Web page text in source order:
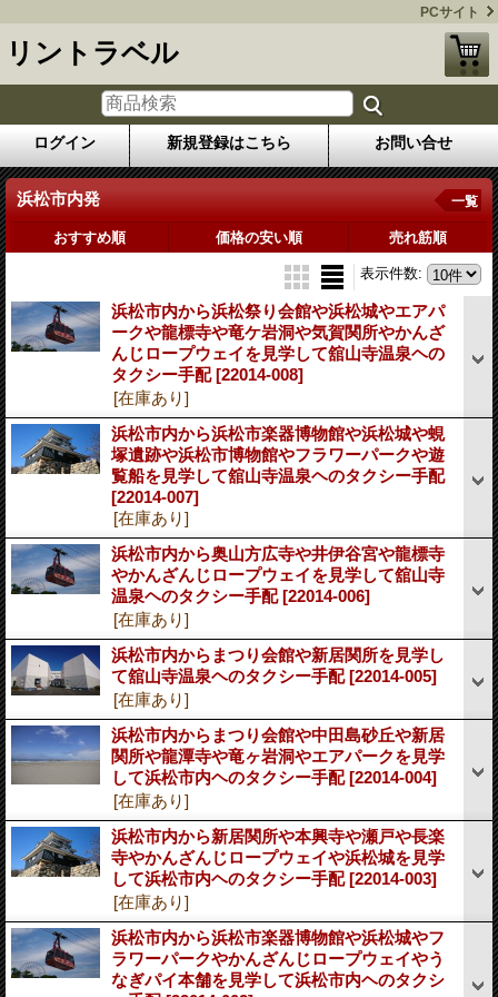
PCサイト
リントラベル
ログイン 新規登録はこちら お問い合せ
浜松市内発 一覧
おすすめ順 価格の安い順 売れ筋順
表示件数:
浜松市内から浜松祭り会館や浜松城やエアパ
ークや龍標寺や竜ケ岩洞や気賀関所やかんざ
んじロープウェイを見学して舘山寺温泉ヘの
タクシー手配[22014-008]
[在庫あり]
浜松市内から浜松市楽器博物館や浜松城や蜆
塚遺跡や浜松市博物館やフラワーパークや遊
覧船を見学して舘山寺温泉ヘのタクシー手配
[22014-007]
[在庫あり]
浜松市内から奥山方広寺や井伊谷宮や龍標寺
やかんざんじロープウェイを見学して舘山寺
温泉ヘのタクシー手配[22014-006]
[在庫あり]
浜松市内からまつり会館や新居関所を見学し
て舘山寺温泉ヘのタクシー手配[22014-005]
[在庫あり]
浜松市内からまつり会館や中田島砂丘や新居
関所や龍潭寺や竜ヶ岩洞やエアパークを見学
して浜松市内ヘのタクシー手配[22014-004]
[在庫あり]
浜松市内から新居関所や本興寺や瀬戸や長楽
寺やかんざんじロープウェイや浜松城を見学
して浜松市内ヘのタクシー手配[22014-003]
[在庫あり]
浜松市内から浜松市楽器博物館や浜松城やフ
ラワーパークやかんざんじロープウェイやう
なぎパイ本舗を見学して浜松市内ヘのタクシ